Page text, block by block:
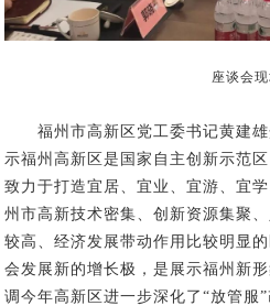
座谈会现
福州市高新区党工委书记黄建雄
示福州高新区是国家自主创新示范
致力于打造宜居、宜业、宜游、宜
州市高新技术密集、创新资源集聚
较高、经济发展带动作用比较明显
会发展新的增长极 ，是 展示福州新
调今年高新区进一步深化了“放管服